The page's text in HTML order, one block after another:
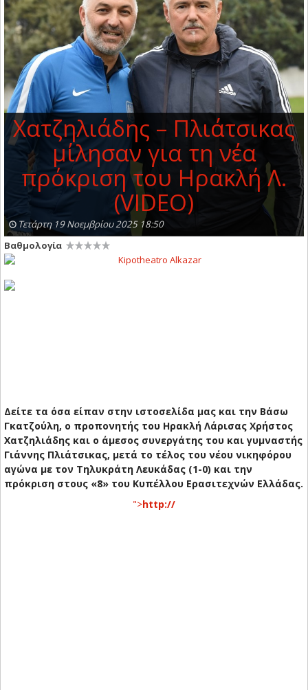
Χατζηλιάδης – Πλιάτσικας
μίλησαν για τη νέα
πρόκριση του Ηρακλή Λ.
(VIDEO)
Τετάρτη 19 Νοεμβρίου 2025 18:50
Βαθμολογία
Δείτε τα όσα είπαν στην ιστοσελίδα μας και την Βάσω
Γκατζούλη, ο προπονητής του Ηρακλή Λάρισας Χρήστος
Χατζηλιάδης και ο άμεσος συνεργάτης του και γυμναστής
Γιάννης Πλιάτσικας, μετά το τέλος του νέου νικηφόρου
αγώνα με τον Τηλυκράτη Λευκάδας (1-0) και την
πρόκριση στους «8» του Κυπέλλου Ερασιτεχνών Ελλάδας.
">http://